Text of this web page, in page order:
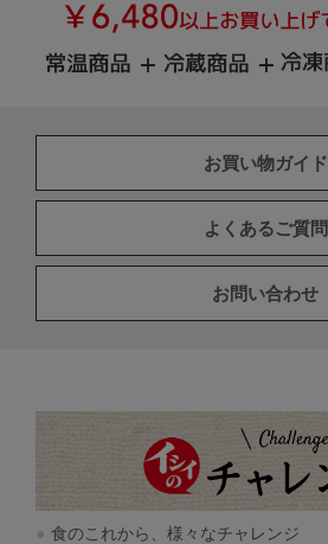
お買い物ガイド
よくあるご質問
お問い合わせ
食のこれから、様々なチャレンジ